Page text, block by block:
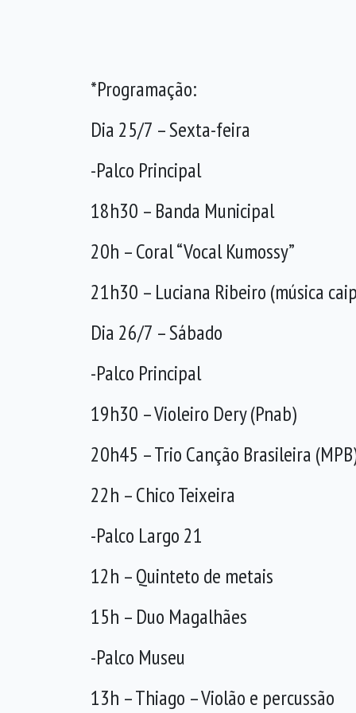
*Programação:
Dia 25/7 – Sexta-feira
-Palco Principal
18h30 – Banda Municipal
20h – Coral “Vocal Kumossy”
21h30 – Luciana Ribeiro (música
Dia 26/7 – Sábado
-Palco Principal
19h30 – Violeiro Dery (Pnab)
20h45 – Trio Canção Brasileira
22h – Chico Teixeira
-Palco Largo 21
12h – Quinteto de metais
15h – Duo Magalhães
-Palco Museu
13h – Thiago – Violão e percussão